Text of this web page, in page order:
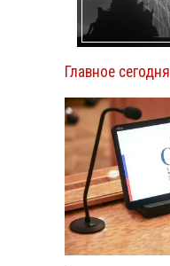
Главное сегодня